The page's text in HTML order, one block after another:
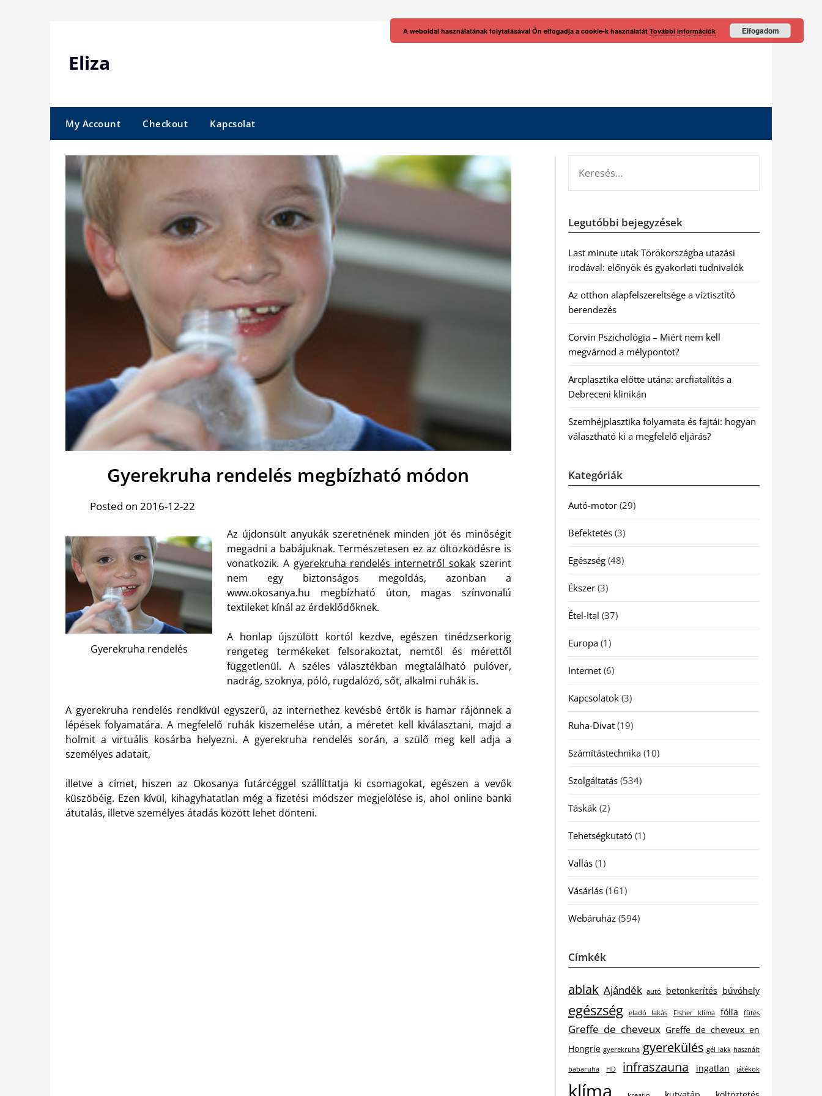
Eliza
My Account Checkout Kapcsolat
Gyerekruha rendelés megbízható módon
Posted on 2016-12-22
Gyerekruha rendelés
Az újdonsült anyukák szeretnének minden jót és minőségit
megadni a babájuknak. Természetesen ez az öltözködésre is
vonatkozik. A gyerekruha rendelés internetről sokak szerint
nem egy biztonságos megoldás, azonban a
www.okosanya.hu megbízható úton, magas színvonalú
textileket kínál az érdeklődőknek.
A honlap újszülött kortól kezdve, egészen tinédzserkorig
rengeteg termékeket felsorakoztat, nemtől és mérettől
függetlenül. A széles választékban megtalálható pulóver,
nadrág, szoknya, póló, rugdalózó, sőt, alkalmi ruhák is.
A gyerekruha rendelés rendkívül egyszerű, az internethez kevésbé értők is hamar rájönnek a
lépések folyamatára. A megfelelő ruhák kiszemelése után, a méretet kell kiválasztani, majd a
holmit a virtuális kosárba helyezni. A gyerekruha rendelés során, a szülő meg kell adja a
személyes adatait,
illetve a címet, hiszen az Okosanya futárcéggel szállíttatja ki csomagokat, egészen a vevők
küszöbéig. Ezen kívül, kihagyhatatlan még a fizetési módszer megjelölése is, ahol online banki
átutalás, illetve személyes átadás között lehet dönteni.
Legutóbbi bejegyzések
Last minute utak Törökországba utazási
irodával: előnyök és gyakorlati tudnivalók
Az otthon alapfelszereltsége a víztisztító
berendezés
Corvin Pszichológia – Miért nem kell
megvárnod a mélypontot?
Arcplasztika előtte utána: arcfiatalítás a
Debreceni klinikán
Szemhéjplasztika folyamata és fajtái: hogyan
választható ki a megfelelő eljárás?
Kategóriák
Autó-motor(29)
Befektetés(3)
Egészség(48)
Ékszer(3)
Étel-Ital (37)
Europa(1)
Internet(6)
Kapcsolatok(3)
Ruha-Divat(19)
Számítástechnika(10)
Szolgáltatás(534)
Táskák(2)
Tehetségkutató(1)
Vallás(1)
Vásárlás(161)
Webáruház(594)
Címkék
ablak Ajándék autó betonkerítés búvóhely
egészség eladó lakás Fisher klíma fólia fűtés
Greffe de cheveux Greffe de cheveux en
Hongrie gyerekruha gyerekülés gél lakk használt
babaruha HD infraszauna ingatlan játékok
klíma
A weboldal használatának folytatásával Ön elfogadja a cookie-k használatát További információk Elfogadom